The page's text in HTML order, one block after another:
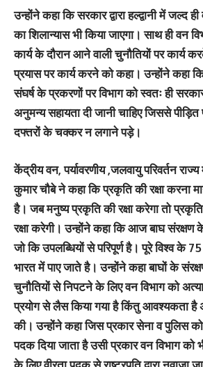
उन्होंने कहा कि सरकार द्वारा हल्द्वानी में जल्द
का शिलान्यास भी किया जाएगा। साथ ही वन
कार्य के दौरान आने वाली चुनौतियों पर
प्रयास पर कार्य करने को कहा। उन्होंने कहा
संघर्ष के प्रकरणों पर विभाग को स्वतः ही सरकार
अनुमन्य सहायता दी जानी चाहिए जिससे
दफ्तरों के चक्कर न लगाने पड़े।
केंद्रीय वन, पर्यावरणीय ,जलवायु परिवर्तन
कुमार चौबे ने कहा कि प्रकृति की रक्षा करना
है। जब मनुष्य प्रकृति की रक्षा करेगा तो प्रकृति
रक्षा करेगी। उन्होंने कहा कि आज बाघ
जो कि उपलब्धियों से परिपूर्ण है। पूरे विश्व के
भारत में पाए जाते है। उन्होंने कहा बाघों के
चुनौतियों से निपटने के लिए वन विभाग को
प्रयोग से लैस किया गया है किंतु आवश्यकता
की। उन्होंने कहा जिस प्रकार सेना व पुलिस
पदक दिया जाता है उसी प्रकार वन विभाग को